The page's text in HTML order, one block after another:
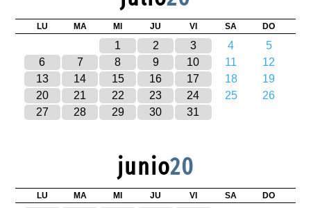
LU MA MI JU VI SA DO
1 2 3 4
5
6
7 8 9 10 11
12
13
14 15 16 17 18
19
20
21 22 23 24 25
26
27
28 29 30 31
junio20
LU MA MI JU VI SA DO